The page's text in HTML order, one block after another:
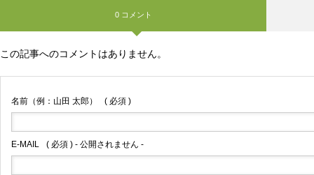
0 コメント
この記事へのコメントはありません。
名前（例：山田 太郎） ( 必須 )
E-MAIL ( 必須 ) - 公開されません -